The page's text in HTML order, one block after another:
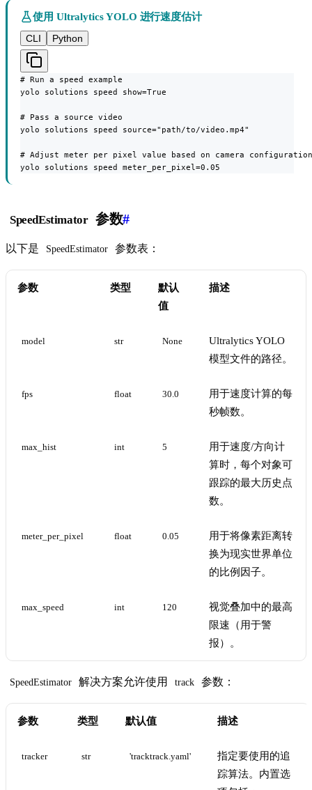
使用 Ultralytics YOLO 进行速度估计
CLI
Python
# Run a speed example
yolo solutions speed show=True
# Pass a source video
yolo solutions speed source="path/to/video.mp4"
# Adjust meter per pixel value based on camera configuration
yolo solutions speed meter_per_pixel=0.05
SpeedEstimator 参数#
以下是 SpeedEstimator 参数表：
参数 类型
默认
值
描述
model str None
Ultralytics YOLO
模型文件的路径。
fps float 30.0
用于速度计算的每
秒帧数。
max_hist int 5
用于速度/方向计
算时，每个对象可
跟踪的最大历史点
数。
meter_per_pixel float 0.05
用于将像素距离转
换为现实世界单位
的比例因子。
max_speed int 120
视觉叠加中的最高
限速（用于警
报）。
SpeedEstimator 解决方案允许使用 track 参数：
参数 类型 默认值 描述
tracker str 'tracktrack.yaml'
指定要使用的追
踪算法。内置选